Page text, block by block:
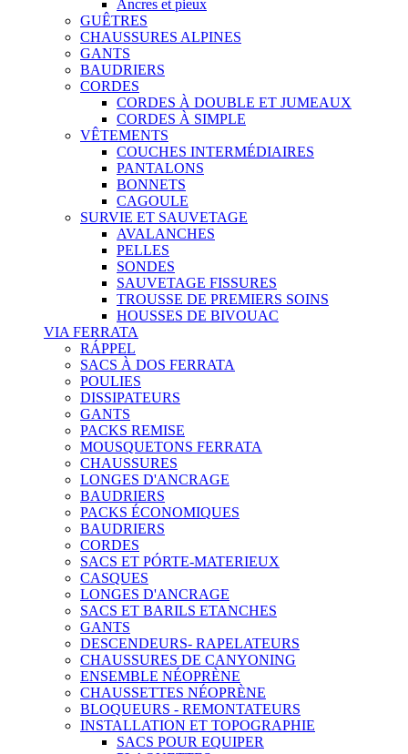
Ancres et pieux
GUÊTRES
CHAUSSURES ALPINES
GANTS
BAUDRIERS
CORDES
CORDES À DOUBLE ET JUMEAUX
CORDES À SIMPLE
VÊTEMENTS
COUCHES INTERMÉDIAIRES
PANTALONS
BONNETS
CAGOULE
SURVIE ET SAUVETAGE
AVALANCHES
PELLES
SONDES
SAUVETAGE FISSURES
TROUSSE DE PREMIERS SOINS
HOUSSES DE BIVOUAC
VIA FERRATA
RÁPPEL
SACS À DOS FERRATA
POULIES
DISSIPATEURS
GANTS
PACKS REMISE
MOUSQUETONS FERRATA
CHAUSSURES
LONGES D'ANCRAGE
BAUDRIERS
PACKS ÉCONOMIQUES
BAUDRIERS
CORDES
SACS ET PÓRTE-MATERIEUX
CASQUES
LONGES D'ANCRAGE
SACS ET BARILS ETANCHES
GANTS
DESCENDEURS- RAPELATEURS
CHAUSSURES DE CANYONING
ENSEMBLE NÉOPRÈNE
CHAUSSETTES NÉOPRÈNE
BLOQUEURS - REMONTATEURS
INSTALLATION ET TOPOGRAPHIE
SACS POUR EQUIPER